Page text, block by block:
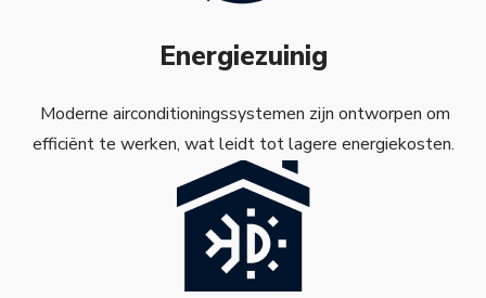
Energiezuinig
Moderne airconditioningssystemen zijn ontworpen om
efficiënt te werken, wat leidt tot lagere energiekosten.